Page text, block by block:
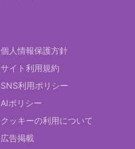
個人情報保護方針
サイト利用規約
SNS利用ポリシー
AIポリシー
クッキーの利用について
広告掲載